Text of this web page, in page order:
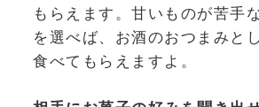
もらえます。甘いものが苦手
を選べば、お酒のおつまみと
食べてもらえますよ。